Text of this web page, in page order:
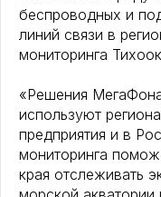
беспроводных и
линий связи в
мониторинга
«Решения
используют
предприятия и в
мониторинга
края отслеживать